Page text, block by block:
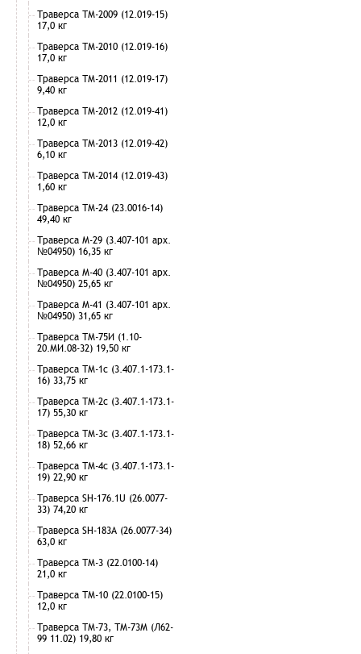
Траверса ТМ-2009 (12.019-15)
17,0 кг
Траверса ТМ-2010 (12.019-16)
17,0 кг
Траверса ТМ-2011 (12.019-17)
9,40 кг
Траверса ТМ-2012 (12.019-41)
12,0 кг
Траверса ТМ-2013 (12.019-42)
6,10 кг
Траверса ТМ-2014 (12.019-43)
1,60 кг
Траверса ТМ-24 (23.0016-14)
49,40 кг
Траверса М-29 (3.407-101 арх.
№04950) 16,35 кг
Траверса М-40 (3.407-101 арх.
№04950) 25,65 кг
Траверса М-41 (3.407-101 арх.
№04950) 31,65 кг
Траверса ТМ-75И (1.10-
20.МИ.08-32) 19,50 кг
Траверса ТМ-1с (3.407.1-173.1-
16) 33,75 кг
Траверса ТМ-2с (3.407.1-173.1-
17) 55,30 кг
Траверса ТМ-3с (3.407.1-173.1-
18) 52,66 кг
Траверса ТМ-4с (3.407.1-173.1-
19) 22,90 кг
Траверса SH-176.1U (26.0077-
33) 74,20 кг
Траверса SH-183А (26.0077-34)
63,0 кг
Траверса ТМ-3 (22.0100-14)
21,0 кг
Траверса ТМ-10 (22.0100-15)
12,0 кг
Траверса ТМ-73, ТМ-73М (Л62-
99 11.02) 19,80 кг